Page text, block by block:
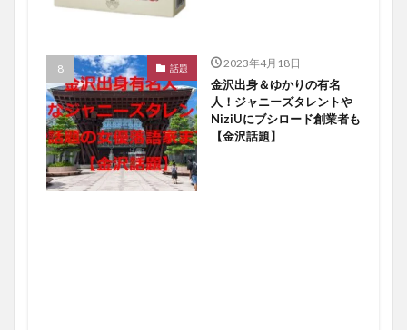
話題 2023年4月18日
金沢出身＆ゆかりの有名
人！ジャニーズタレントや
NiziUにブシロード創業者も
【金沢話題】